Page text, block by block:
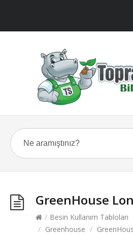
GreenHouse
/ Besin Kullanım Tabloları
/ Greenhouse /